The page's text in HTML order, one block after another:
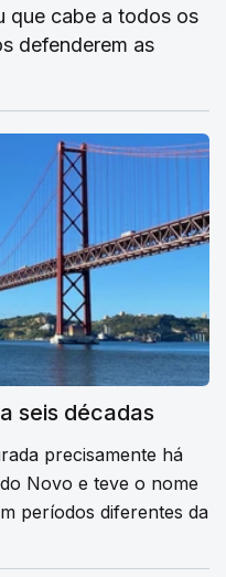
que cabe a todos os
defenderem as
seis décadas
precisamente há
Novo e teve o nome
períodos diferentes da